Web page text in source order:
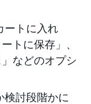
ートに入れ
トに保存」、
などのオプシ
検討段階かに